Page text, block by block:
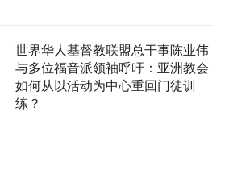
世界华人基督教联盟总干事陈业伟
与多位福音派领袖呼吁：亚洲教会
如何从以活动为中心重回门徒训
练？